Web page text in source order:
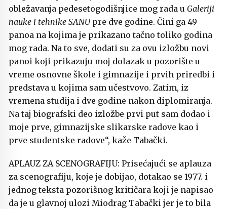
obležavanja pedesetogodišnjice mog rada u Galeriji
nauke i tehnike SANUpre dve godine. Čini ga 49
panoa na kojima je prikazano tačno toliko godina
mog rada. Na to sve, dodati su za ovu izložbu novi
panoi koji prikazuju moj dolazak u pozorište u
vreme osnovne škole i gimnazije i prvih priredbi i
predstava u kojima sam učestvovo. Zatim, iz
vremena studija i dve godine nakon diplomiranja.
Na taj biografski deo izložbe prvi put sam dodao i
moje prve, gimnazijske slikarske radove kao i
prve studentske radove“, kaže Tabački.
APLAUZ ZA SCENOGRAFIJU: Prisećajući se aplauza
za scenografiju, koje je dobijao, dotakao se 1977. i
jednog teksta pozorišnog kritičara koji je napisao
da je u glavnoj ulozi Miodrag Tabački jer je to bila